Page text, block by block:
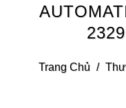
Trang Chủ /